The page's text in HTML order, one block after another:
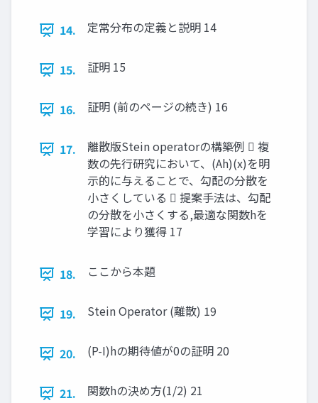
14. 定常分布の定義と説明 14
15. 証明 15
16. 証明 (前のページの続き) 16
17.
離散版Stein operatorの構築例  複
数の先行研究において、(Ah)(x)を明
示的に与えることで、勾配の分散を
小さくしている  提案手法は、勾配
の分散を小さくする,最適な関数hを
学習により獲得 17
18. ここから本題
19. Stein Operator (離散) 19
20. (P-I)hの期待値が0の証明 20
21. 関数hの決め方(1/2) 21